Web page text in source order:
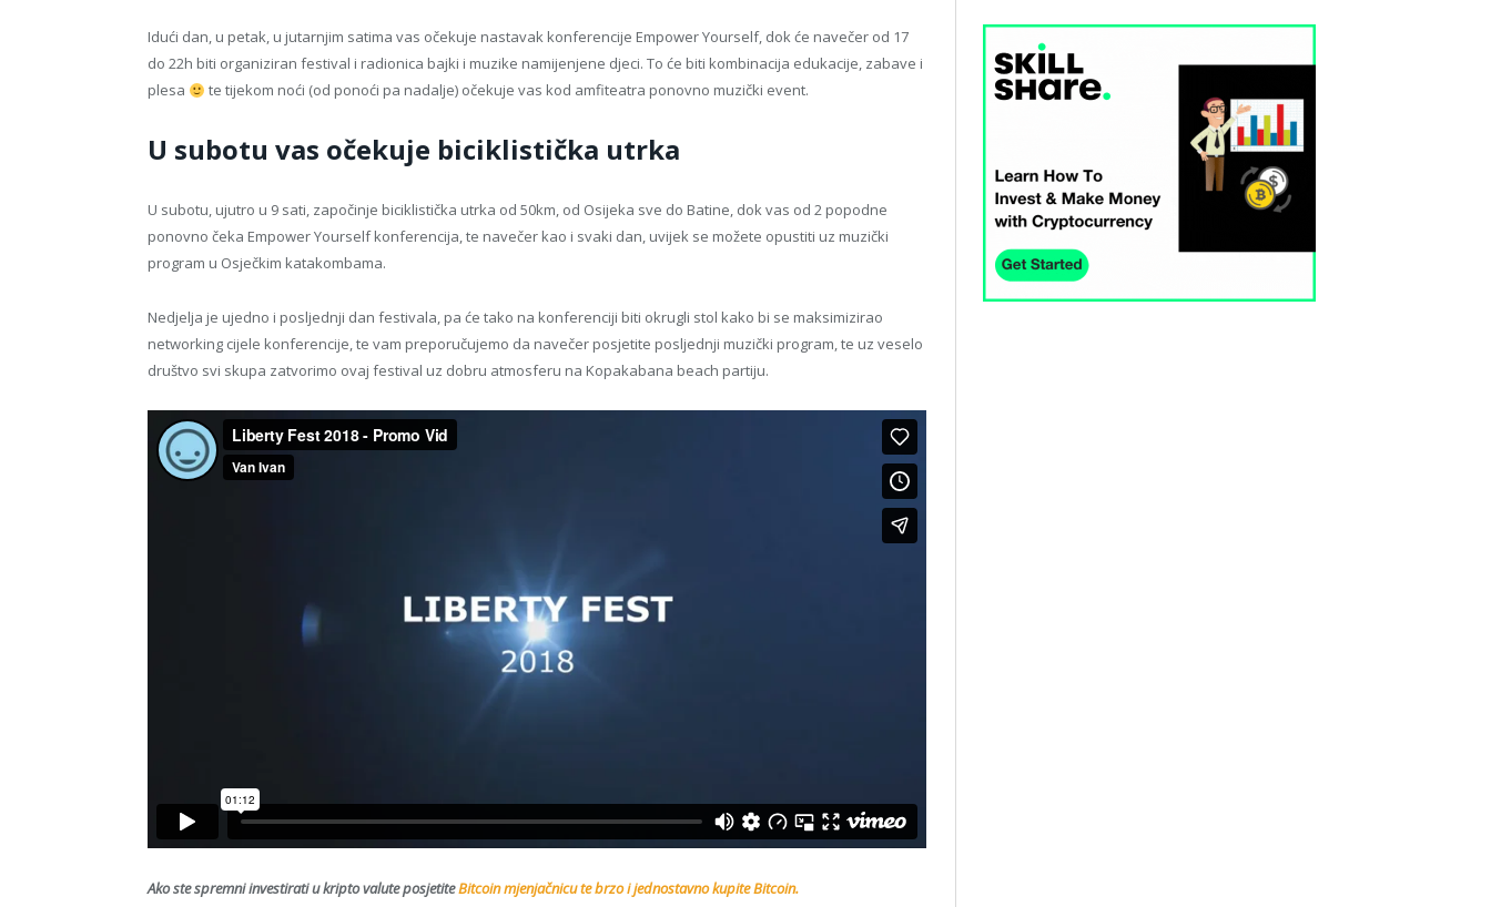
Idući dan, u petak, u jutarnjim satima vas očekuje nastavak konferencije Empower Yourself, dok će navečer od 17
do 22h biti organiziran festival i radionica bajki i muzike namijenjene djeci. To će biti kombinacija edukacije, zabave i
plesa
te tijekom noći (od ponoći pa nadalje) očekuje vas kod amfiteatra ponovno muzički event.
U subotu vas očekuje biciklistička utrka
U subotu, ujutro u 9 sati, započinje biciklistička utrka od 50km, od Osijeka sve do Batine, dok vas od 2 popodne
ponovno čeka Empower Yourself konferencija, te navečer kao i svaki dan, uvijek se možete opustiti uz muzički
program u Osječkim katakombama.
Nedjelja je ujedno i posljednji dan festivala, pa će tako na konferenciji biti okrugli stol kako bi se maksimizirao
networking cijele konferencije, te vam preporučujemo da navečer posjetite posljednji muzički program, te uz veselo
društvo svi skupa zatvorimo ovaj festival uz dobru atmosferu na Kopakabana beach partiju.
Ako ste spremni investirati u kripto valute posjetiteBitcoin mjenjačnicu te brzo i jednostavno kupite Bitcoin.